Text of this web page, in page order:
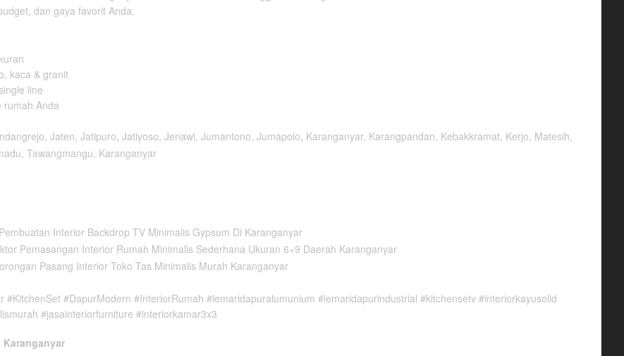
dan gaya favorit Anda.
kaca & granit
line
rumah Anda
Jaten, Jatipuro, Jatiyoso, Jenawi, Jumantono, Jumapolo, Karanganyar, Karangpandan, Kebakkramat, Kerjo, Matesih,
Tawangmangu, Karanganyar
Interior Backdrop TV Minimalis Gypsum Di Karanganyar
Pemasangan Interior Rumah Minimalis Sederhana Ukuran 6×9 Daerah Karanganyar
Pasang Interior Toko Tas Minimalis Murah Karanganyar
#KitchenSet #DapurModern #InteriorRumah #lemaridapuralumunium #lemaridapurindustrial #kitchensetv #interiorkayusolid
#jasainteriorfurniture #interiorkamar3x3